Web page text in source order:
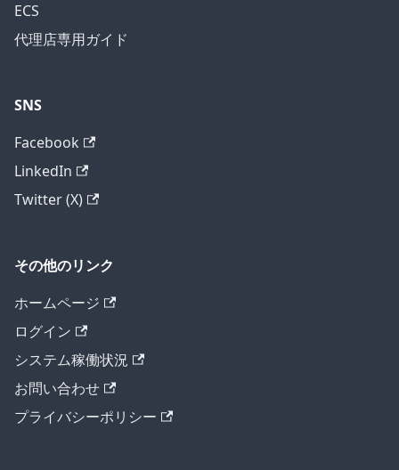
ECS
代理店専用ガイド
SNS
Facebook
LinkedIn
Twitter (X)
その他のリンク
ホームページ
ログイン
システム稼働状況
お問い合わせ
プライバシーポリシー